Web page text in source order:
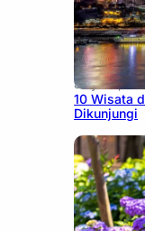
July 30,
10 Wisata
Dikunjungi